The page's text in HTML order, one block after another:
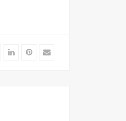
LinkedInPinterest
Email